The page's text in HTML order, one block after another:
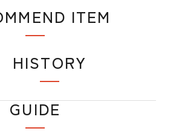
詳細はこちら ITEM
HISTORY
GUIDE